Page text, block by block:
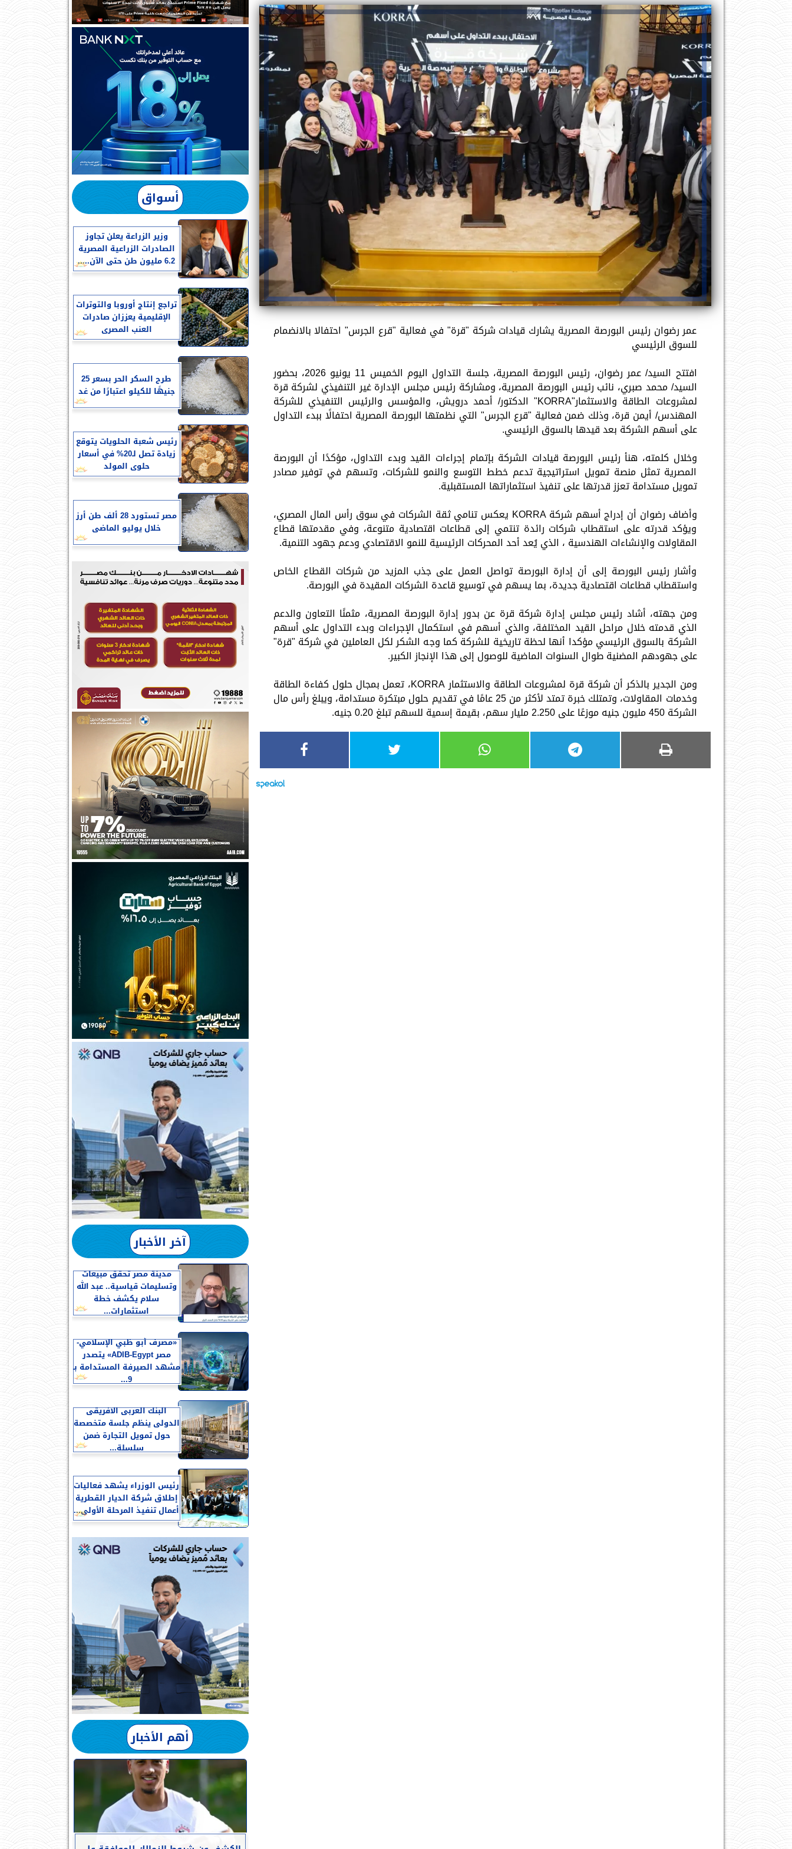
عمر رضوان رئيس البورصة المصرية يشارك قيادات شركة "قرة" في فعالية "قرع الجرس" احتفالا بالانضمام
للسوق الرئيسي
افتتح السيد/ عمر رضوان، رئيس البورصة المصرية، جلسة التداول اليوم الخميس 11 يونيو 2026، بحضور
السيد/ محمد صبري، نائب رئيس البورصة المصرية، ومشاركة رئيس مجلس الإدارة غير التنفيذي لشركة قرة
لمشروعات الطاقة والاستثمار"KORRA" الدكتور/ أحمد درويش، والمؤسس والرئيس التنفيذي للشركة
المهندس/ أيمن قرة، وذلك ضمن فعالية "قرع الجرس" التي نظمتها البورصة المصرية احتفالًا ببدء التداول
على أسهم الشركة بعد قيدها بالسوق الرئيسي.
وخلال كلمته، هنأ رئيس البورصة قيادات الشركة بإتمام إجراءات القيد وبدء التداول، مؤكدًا أن البورصة
المصرية تمثل منصة تمويل استراتيجية تدعم خطط التوسع والنمو للشركات، وتسهم في توفير مصادر
تمويل مستدامة تعزز قدرتها على تنفيذ استثماراتها المستقبلية.
وأضاف رضوان أن إدراج أسهم شركة KORRA يعكس تنامي ثقة الشركات في سوق رأس المال المصري،
ويؤكد قدرته على استقطاب شركات رائدة تنتمي إلى قطاعات اقتصادية متنوعة، وفي مقدمتها قطاع
المقاولات والإنشاءات الهندسية ، الذي يُعد أحد المحركات الرئيسية للنمو الاقتصادي ودعم جهود التنمية.
وأشار رئيس البورصة إلى أن إدارة البورصة تواصل العمل على جذب المزيد من شركات القطاع الخاص
واستقطاب قطاعات اقتصادية جديدة، بما يسهم في توسيع قاعدة الشركات المقيدة في البورصة.
ومن جهته، أشاد رئيس مجلس إدارة شركة قرة عن بدور إدارة البورصة المصرية، مثمنًا التعاون والدعم
الذي قدمته خلال مراحل القيد المختلفة، والذي أسهم في استكمال الإجراءات وبدء التداول على أسهم
الشركة بالسوق الرئيسي مؤكدا أنها لحظة تاريخية للشركة كما وجه الشكر لكل العاملين في شركة "قرة"
على جهودهم المضنية طوال السنوات الماضية للوصول إلى هذا الإنجاز الكبير.
ومن الجدير بالذكر أن شركة قرة لمشروعات الطاقة والاستثمار KORRA، تعمل بمجال حلول كفاءة الطاقة
وخدمات المقاولات، وتمتلك خبرة تمتد لأكثر من 25 عامًا في تقديم حلول مبتكرة مستدامة، ويبلغ رأس مال
الشركة 450 مليون جنيه موزعًا على 2.250 مليار سهم، بقيمة إسمية للسهم تبلغ 0.20 جنيه.
أسواق
وزير الزراعة يعلن تجاوز
الصادرات الزراعية المصرية
6.2 مليون طن حتى الآن.....
تراجع إنتاج أوروبا والتوترات
الإقليمية يعززان صادرات
العنب المصرى
طرح السكر الحر بسعر 25
جنيهًا للكيلو اعتبارًا من غد
رئيس شعبة الحلويات يتوقع
زيادة تصل لـ20% في أسعار
حلوى المولد
مصر تستورد 28 ألف طن أرز
خلال يوليو الماضى
آخر الأخبار
مدينة مصر تحقق مبيعات
وتسليمات قياسية.. عبد الله
سلام يكشف خطة
استثمارات...
«مصرف أبو ظبي الإسلامي-
مصر ADIB-Egypt» يتصدر
مشهد الصيرفة المستدامة بـ
9...
البنك العربى الافريقى
الدولى ينظم جلسة متخصصة
حول تمويل التجارة ضمن
سلسلة...
رئيس الوزراء يشهد فعاليات
إطلاق شركة الديار القطرية
أعمال تنفيذ المرحلة الأولى...
أهم الأخبار